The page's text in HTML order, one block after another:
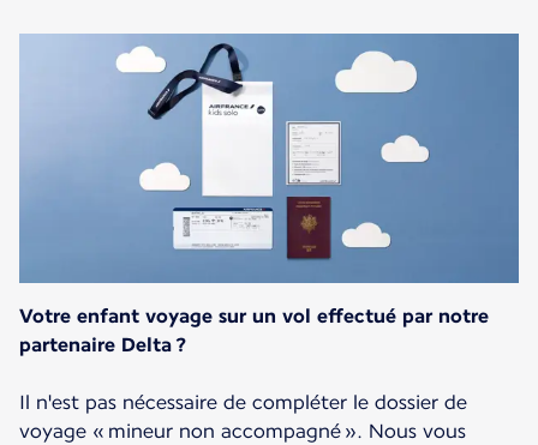
Votre enfant voyage sur un vol effectué par notre
partenaire Delta ?
Il n'est pas nécessaire de compléter le dossier de
voyage « mineur non accompagné ». Nous vous